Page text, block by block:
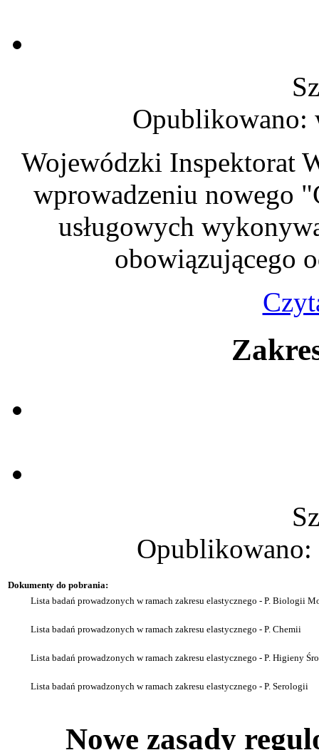
Opublikowano:
Wojewódzki Inspektorat
wprowadzeniu nowego
usługowych
obowiązującego
Opublikowano:
Dokumenty do pobrania:
Lista badań prowadzonych w ramach zakresu elastycznego - P. Biologii
Lista badań prowadzonych w ramach zakresu elastycznego - P. Chemii
Lista badań prowadzonych w ramach zakresu elastycznego - P. Higieny
Lista badań prowadzonych w ramach zakresu elastycznego - P. Serologii
Nowe zasady